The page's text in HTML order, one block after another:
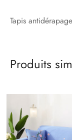
Tapis
Produits